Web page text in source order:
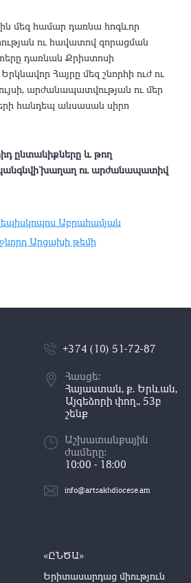
մեզ համար դառնա հոգևոր
ու հավատով զորացման
դառնան Քրիստոսի
Հայրը մեզ շնորհի ուժ ու
հույսի, արժանապատվության ու մեր
հանդեպ անսասան սիրո
ընտանիքները և թող
ու արժանապատիվ
Աբրահամյան
Արցախի թեմի
«ԸՆԾԱ»
Երիտասարդաց միություն
+374 (10) 51-72-87
Հասցե:
Հայաստան, ք. Երևան,
Այգեձորի փող., 53բ
շենք
Աշխատանքային
ժամերը:
10:00 - 18:00
info@artsakhdiocese.am